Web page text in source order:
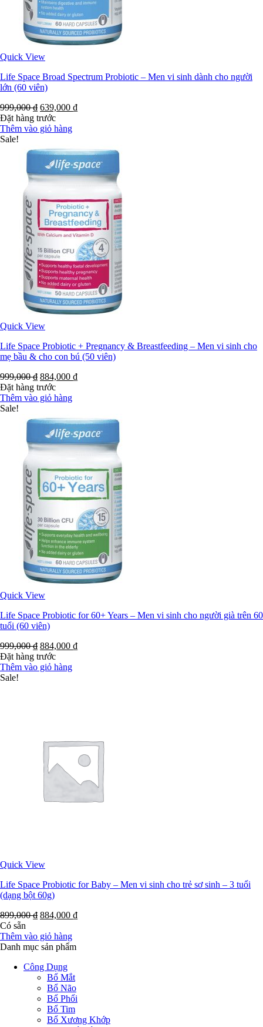
Quick View
Life Space Broad Spectrum Probiotic – Men vi sinh dành cho người
lớn (60 viên)
999,000₫ 639,000 ₫
Đặt hàng trước
Thêm vào giỏ hàng
Sale!
Quick View
Life Space Probiotic + Pregnancy & Breastfeeding – Men vi sinh cho
mẹ bầu & cho con bú (50 viên)
999,000₫ 884,000 ₫
Đặt hàng trước
Thêm vào giỏ hàng
Sale!
Quick View
Life Space Probiotic for 60+ Years – Men vi sinh cho người già trên 60
tuổi (60 viên)
999,000₫ 884,000 ₫
Đặt hàng trước
Thêm vào giỏ hàng
Sale!
Quick View
Life Space Probiotic for Baby – Men vi sinh cho trẻ sơ sinh – 3 tuổi
(dạng bột 60g)
899,000₫ 884,000 ₫
Có sẵn
Thêm vào giỏ hàng
Danh mục sản phẩm
Công Dụng
Bổ Mắt
Bổ Não
Bổ Phổi
Bổ Tim
Bổ Xương Khớp